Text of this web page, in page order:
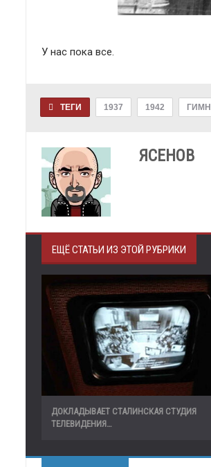
У нас пока все.
ТЕГИ 1937 1942
ЯСЕНОВ
ЕЩЁ СТАТЬИ ИЗ ЭТОЙ РУБРИКИ
ДОКЛАДЫВАЕТ СТАЛИНСКАЯ СТУДИЯ
ТЕЛЕВИДЕНИЯ…